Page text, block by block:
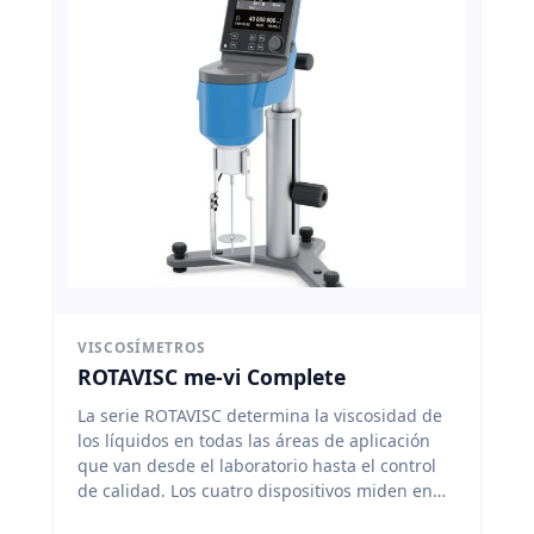
VISCOSÍMETROS
ROTAVISC me-vi Complete
La serie ROTAVISC determina la viscosidad de
los líquidos en todas las áreas de aplicación
que van desde el laboratorio hasta el control
de calidad. Los cuatro dispositivos miden en